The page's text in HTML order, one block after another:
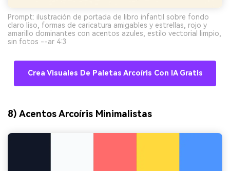
Prompt: ilustración de portada de libro infantil sobre fondo
claro liso, formas de caricatura amigables y estrellas, rojo y
amarillo dominantes con acentos azules, estilo vectorial limpio,
sin fotos --ar 4:3
Crea Visuales De Paletas Arcoíris Con IA Gratis
8) Acentos Arcoíris Minimalistas